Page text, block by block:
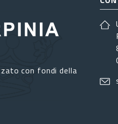
con fondi della